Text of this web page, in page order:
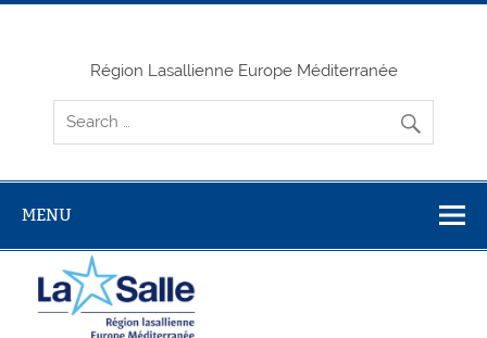
Skip
Région Lasallienne Europe Méditerranée
MENU